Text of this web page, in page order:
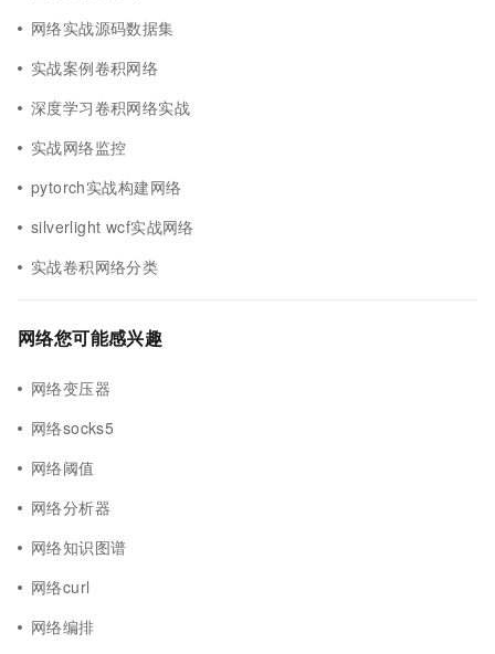
网络实战源码数据集
实战案例卷积网络
深度学习卷积网络实战
实战网络监控
pytorch实战构建网络
silverlight wcf实战网络
实战卷积网络分类
网络您可能感兴趣
网络变压器
网络socks5
网络阈值
网络分析器
网络知识图谱
网络curl
网络编排